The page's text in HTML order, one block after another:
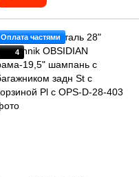
Оплата частями
4